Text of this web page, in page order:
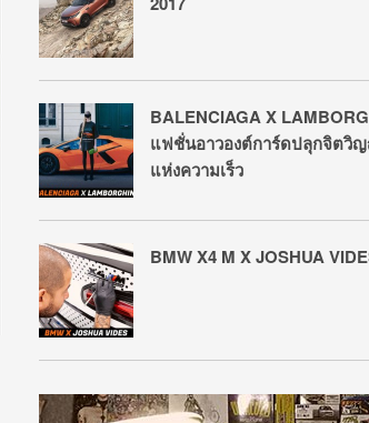
BALENCIAGA X
แฟชั่นอาวองต์การ์ดปลุกจิตวิ
แห่งความเร็ว
BMW X4 M X JOSHUA